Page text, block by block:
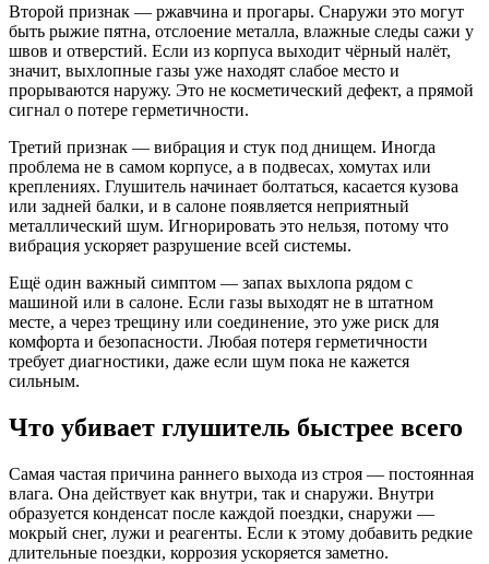
Второй признак — ржавчина и прогары. Снаружи это могут
быть рыжие пятна, отслоение металла, влажные следы сажи у
швов и отверстий. Если из корпуса выходит чёрный налёт,
значит, выхлопные газы уже находят слабое место и
прорываются наружу. Это не косметический дефект, а прямой
сигнал о потере герметичности.
Третий признак — вибрация и стук под днищем. Иногда
проблема не в самом корпусе, а в подвесах, хомутах или
креплениях. Глушитель начинает болтаться, касается кузова
или задней балки, и в салоне появляется неприятный
металлический шум. Игнорировать это нельзя, потому что
вибрация ускоряет разрушение всей системы.
Ещё один важный симптом — запах выхлопа рядом с
машиной или в салоне. Если газы выходят не в штатном
месте, а через трещину или соединение, это уже риск для
комфорта и безопасности. Любая потеря герметичности
требует диагностики, даже если шум пока не кажется
сильным.
Что убивает глушитель быстрее всего
Самая частая причина раннего выхода из строя — постоянная
влага. Она действует как внутри, так и снаружи. Внутри
образуется конденсат после каждой поездки, снаружи —
мокрый снег, лужи и реагенты. Если к этому добавить редкие
длительные поездки, коррозия ускоряется заметно.